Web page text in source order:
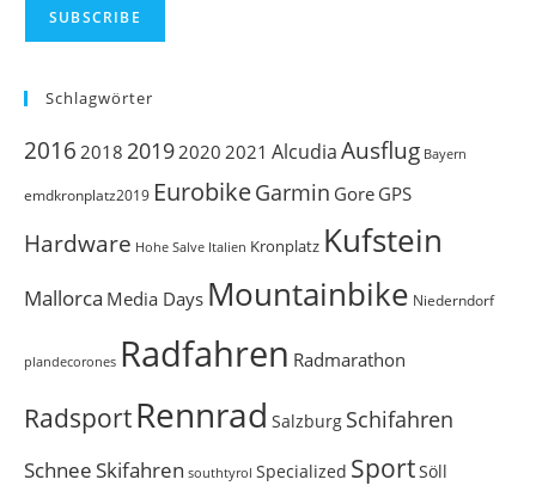
SUBSCRIBE
Schlagwörter
2016 2018 20192020 2021 AlcudiaAusflug Bayern
emdkronplatz2019 EurobikeGarmin Gore GPS
Hardware Hohe Salve Italien Kronplatz Kufstein
Mallorca Media Days Mountainbike Niederndorf
plandecorones Radfahren Radmarathon
RadsportRennrad Salzburg Schifahren
Schnee Skifahren southtyrol Specialized SportSöll